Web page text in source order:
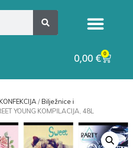
0,00€ 0
/Bilježnice i
YOUNG KOMPILACIJA, 48L